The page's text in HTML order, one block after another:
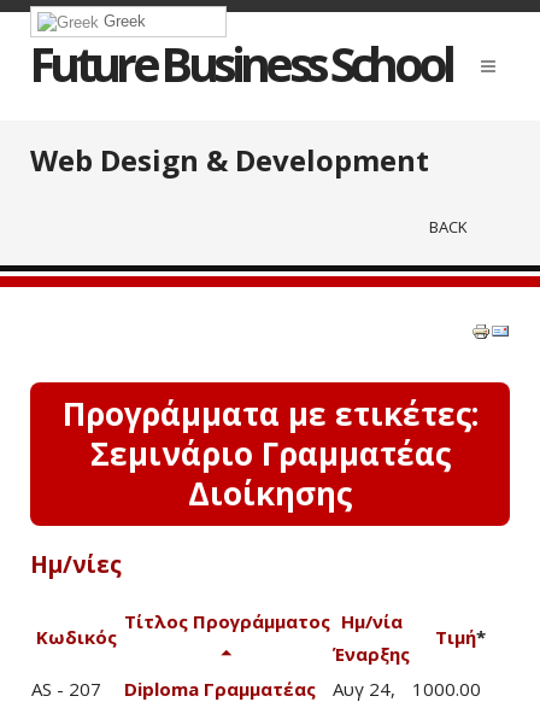
Greek
Future Business School
Web Design & Development
BACK
Προγράμματα με ετικέτες:
Σεμινάριο Γραμματέας
Διοίκησης
Ημ/νίες
Κωδικός
Τίτλος Προγράμματος Ημ/νία
Έναρξης
Τιμή*
AS - 207
Diploma Γραμματέας
Αυγ 24,
1000.00